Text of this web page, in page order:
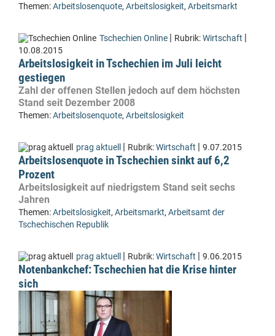
Themen:Arbeitslosenquote, Arbeitslosigkeit, Arbeitsmarkt
Tschechien Online | Rubrik:Wirtschaft |
10.08.2015
Arbeitslosigkeit in Tschechien im Juli leicht
gestiegen
Zahl der offenen Stellen jedoch auf dem höchsten
Stand seit Dezember 2008
Themen:Arbeitslosenquote, Arbeitslosigkeit
prag aktuell | Rubrik:Wirtschaft | 9.07.2015
Arbeitslosenquote in Tschechien sinkt auf 6,2
Prozent
Arbeitslosigkeit auf niedrigstem Stand seit sechs
Jahren
Themen:Arbeitslosigkeit, Arbeitsmarkt, Arbeitsamt der
Tschechischen Republik
prag aktuell | Rubrik:Wirtschaft | 9.06.2015
Notenbankchef: Tschechien hat die Krise hinter
sich